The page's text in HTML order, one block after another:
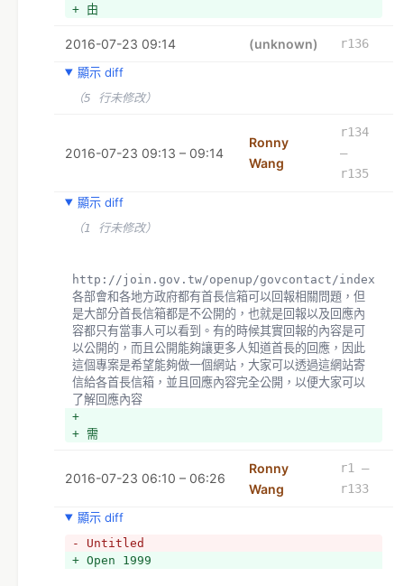
+ 由
2016-07-23 09:14 (unknown)
r136
顯示 diff
（5 行未修改）
2016-07-23 09:13 – 09:14
Ronny
Wang
r134
–
r135
顯示 diff
（1 行未修改）
http://join.gov.tw/openup/govcontact/index
各部會和各地方政府都有首長信箱可以回報相關問題，但
是大部分首長信箱都是不公開的，也就是回報以及回應內
容都只有當事人可以看到。有的時候其實回報的內容是可
以公開的，而且公開能夠讓更多人知道首長的回應，因此
這個專案是希望能夠做一個網站，大家可以透過這網站寄
信給各首長信箱，並且回應內容完全公開，以便大家可以
了解回應內容
+
+ 需
2016-07-23 06:10 – 06:26
Ronny
Wang
r1 –
r133
顯示 diff
- Untitled
+ Open 1999